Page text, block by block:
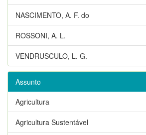
NASCIMENTO, A. F. do
ROSSONI, A. L.
VENDRUSCULO, L. G.
Assunto
Agricultura
Agricultura Sustentável